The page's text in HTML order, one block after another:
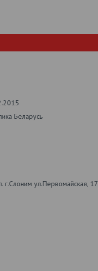
Беларусь
г.Слоним ул.Первомайская, 17